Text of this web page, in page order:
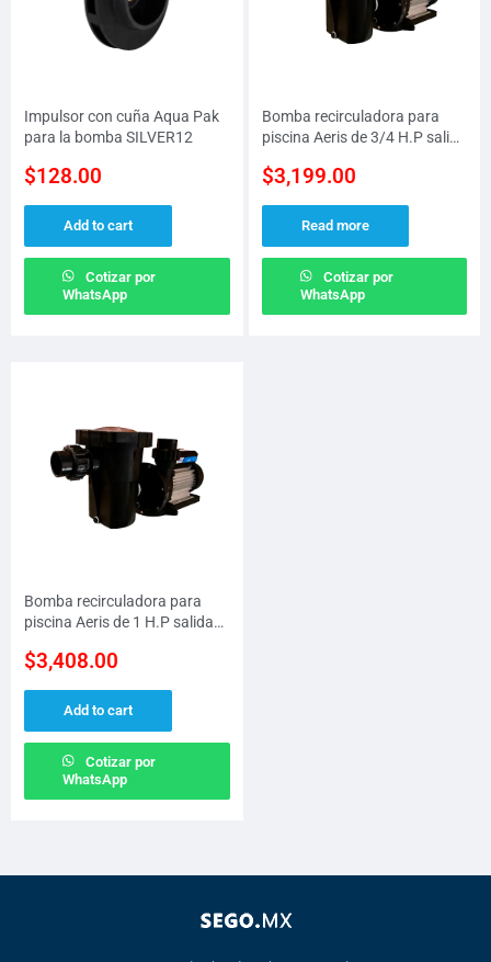
Impulsor con cuña Aqua Pak
para la bomba SILVER12
$128.00
Add to cart
Cotizar por
WhatsApp
Bomba recirculadora para
piscina Aeris de 3/4 H.P salida
$3,199.00
Read more
Cotizar por
WhatsApp
Bomba recirculadora para
piscina Aeris de 1 H.P salida
$3,408.00
Add to cart
Cotizar por
WhatsApp